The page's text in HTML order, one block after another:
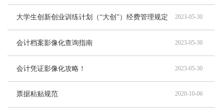
大学生创新创业训练计划（“大创”）经费管理规定 2023-05-30
会计档案影像化查询指南 2023-05-30
会计凭证影像化攻略！ 2023-05-30
票据粘贴规范 2020-10-06